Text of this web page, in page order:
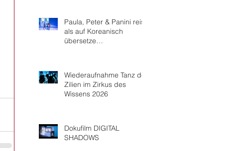
Paula, Peter & Panini reist
als auf Koreanisch
übersetze
Wiederaufnahme Tanz der
Zilien im Zirkus des
Wissens 2026
Dokufilm DIGITAL
SHADOWS